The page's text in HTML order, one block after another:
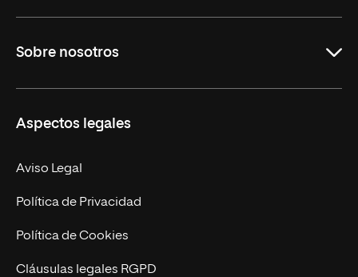
Másteres Oficiales
Doctorados
Experto Universitario
Postgrados
Cursos Universitarios
Sobre nosotros
Facultades
Nuestro Equipo
Trabaja en UNIR
Actualidad
UNIR Revista
Aspectos legales
Aviso Legal
Política de Privacidad
Política de Cookies
Cláusulas legales RGPD